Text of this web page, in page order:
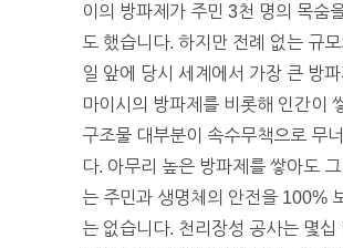
이의 방파제가 주민 3천 명의 목숨
도 했습니다. 하지만 전례 없는 규
일 앞에 당시 세계에서 가장 큰 방
마이시의 방파제를 비롯해 인간이
구조물 대부분이 속수무책으로 무
다. 아무리 높은 방파제를 쌓아도
는 주민과 생명체의 안전을 100%
는 없습니다. 천리장성 공사는 몇십